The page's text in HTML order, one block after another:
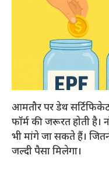
आमतौर पर डेथ
फॉर्म की जरूरत होती है।
भी मांगे जा सकते हैं।
जल्दी पैसा मिलेगा।